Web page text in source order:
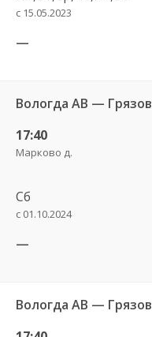
с 15.05.2023
—
Вологда АВ —
17:40
Марково д.
Сб
с 01.10.2024
—
Вологда АВ —